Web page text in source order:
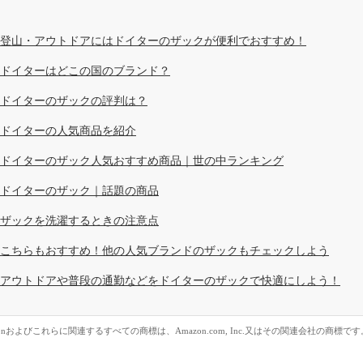
登山・アウトドアにはドイターのザックが便利でおすすめ！
ドイターはどこの国のブランド？
ドイターのザックの評判は？
ドイターの人気商品を紹介
ドイターのザック人気おすすめ商品｜世の中ランキング
ドイターのザック｜話題の商品
ザックを洗濯するときの注意点
こちらもおすすめ！他の人気ブランドのザックもチェックしよう
アウトドアや普段の通勤などをドイターのザックで快適にしよう！
およびこれらに関連するすべての商標は、Amazon.com, Inc.又はその関連会社の商標です